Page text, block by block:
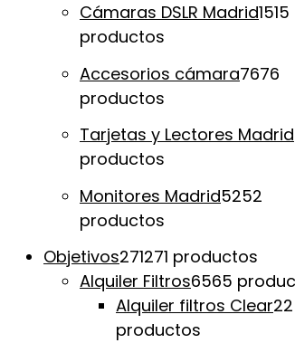
Cámaras DSLR Madrid1515
productos
Accesorios cámara7676
productos
Tarjetas y Lectores Madrid
productos
Monitores Madrid5252
productos
Objetivos271271 productos
Alquiler Filtros6565
Alquiler filtros Clear22
productos